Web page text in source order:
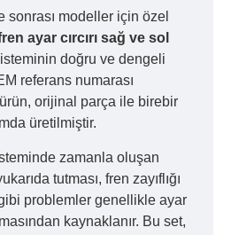
sonrası modeller için özel
ayar cırcırı sağ ve sol
doğru ve dengeli
referans numarası
orijinal parça ile birebir
üretilmiştir.
zamanla oluşan
tutması, fren zayıflığı
problemler genellikle ayar
kaynaklanır. Bu set,